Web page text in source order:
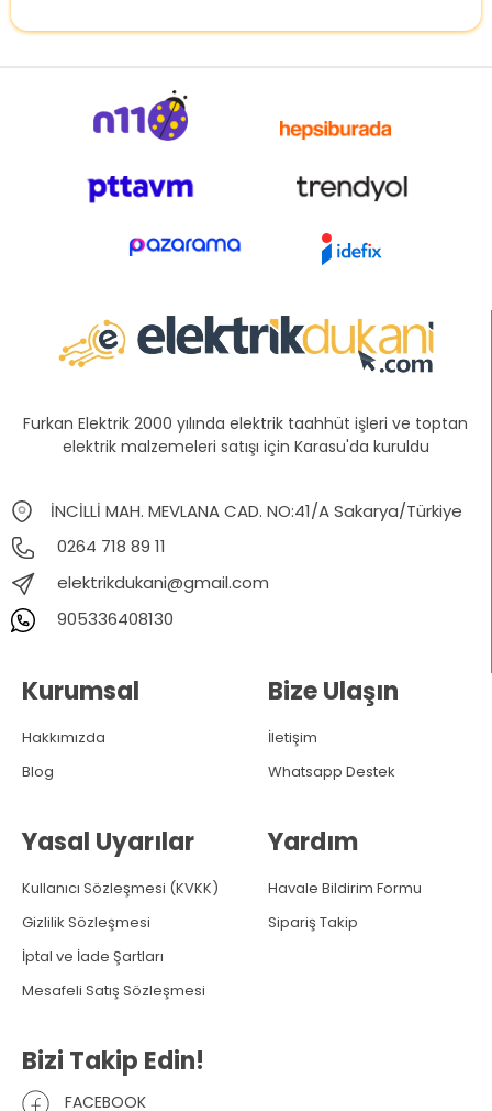
Furkan Elektrik 2000 yılında elektrik taahhüt işleri ve toptan
elektrik malzemeleri satışı için Karasu'da kuruldu
İNCİLLİ MAH. MEVLANA CAD. NO:41/A Sakarya/Türkiye
0264 718 89 11
elektrikdukani@gmail.com
905336408130
Kurumsal
Hakkımızda
Blog
Yasal Uyarılar
Kullanıcı Sözleşmesi (KVKK)
Gizlilik Sözleşmesi
İptal ve İade Şartları
Mesafeli Satış Sözleşmesi
Bize Ulaşın
İletişim
Whatsapp Destek
Yardım
Havale Bildirim Formu
Sipariş Takip
Bizi Takip Edin!
FACEBOOK